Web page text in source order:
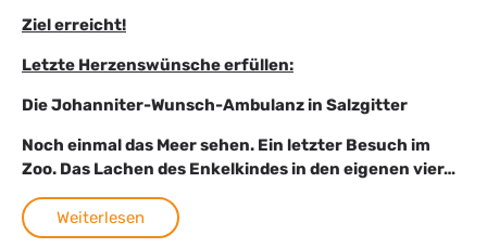
Ziel erreicht!
Letzte Herzenswünsche erfüllen:
Die Johanniter-Wunsch-Ambulanz in Salzgitter
Noch einmal das Meer sehen. Ein letzter Besuch im
Zoo. Das Lachen des Enkelkindes in den eigenen vier…
Weiterlesen